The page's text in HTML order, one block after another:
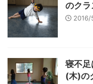
のクラ
寝不
(木)の